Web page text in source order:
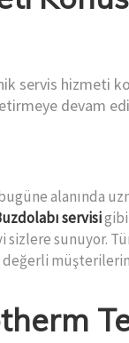
servis hizmeti
devam
alanında
servisi
sunuyor.